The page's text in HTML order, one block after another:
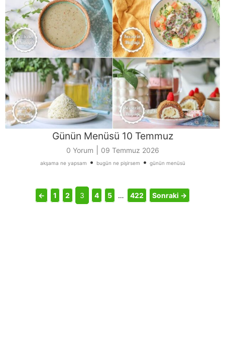
Günün Menüsü 10 Temmuz
0 Yorum 09 Temmuz 2026
akşama ne yapsam • bugün ne pişirsem • günün menüsü
← 1 2 3 4 5 … 422 Sonraki →